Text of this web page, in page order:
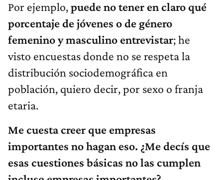
Por ejemplo,puede no tener en claro qué
porcentaje de jóvenes o de género
femenino y masculino entrevistar; he
visto encuestas donde no se respeta la
distribución sociodemográfica en
población, quiero decir, por sexo o franja
etaria.
Me cuesta creer que empresas
importantes no hagan eso. ¿Me decís que
esas cuestiones básicas no las cumplen